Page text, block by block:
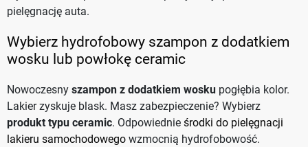
pielęgnację auta.
Wybierz hydrofobowy szampon z dodatkiem
wosku lub powłokę ceramic
Nowoczesny szampon z dodatkiem wosku pogłębia kolor.
Lakier zyskuje blask. Masz zabezpieczenie? Wybierz
produkt typu ceramic. Odpowiednie środki do pielęgnacji
lakieru samochodowego wzmocnią hydrofobowość.